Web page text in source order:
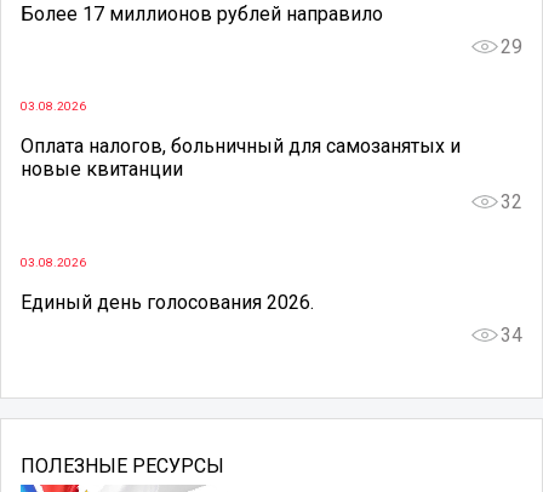
Более 17 миллионов рублей направило
29
03.08.2026
Оплата налогов, больничный для самозанятых и
новые квитанции
32
03.08.2026
Единый день голосования 2026.
34
ПОЛЕЗНЫЕ РЕСУРСЫ